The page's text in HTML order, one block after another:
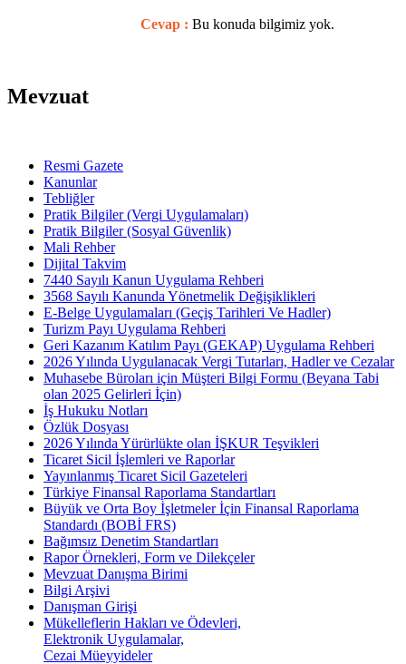
Cevap : Bu konuda bilgimiz yok.
Mevzuat
Resmi Gazete
Kanunlar
Tebliğler
Pratik Bilgiler (Vergi Uygulamaları)
Pratik Bilgiler (Sosyal Güvenlik)
Mali Rehber
Dijital Takvim
7440 Sayılı Kanun Uygulama Rehberi
3568 Sayılı Kanunda Yönetmelik Değişiklikleri
E-Belge Uygulamaları (Geçiş Tarihleri Ve Hadler)
Turizm Payı Uygulama Rehberi
Geri Kazanım Katılım Payı (GEKAP) Uygulama Rehberi
2026 Yılında Uygulanacak Vergi Tutarları, Hadler ve Cezalar
Muhasebe Büroları için Müşteri Bilgi Formu (Beyana Tabi
olan 2025 Gelirleri İçin)
İş Hukuku Notları
Özlük Dosyası
2026 Yılında Yürürlükte olan İŞKUR Teşvikleri
Ticaret Sicil İşlemleri ve Raporlar
Yayınlanmış Ticaret Sicil Gazeteleri
Türkiye Finansal Raporlama Standartları
Büyük ve Orta Boy İşletmeler İçin Finansal Raporlama
Standardı (BOBİ FRS)
Bağımsız Denetim Standartları
Rapor Örnekleri, Form ve Dilekçeler
Mevzuat Danışma Birimi
Bilgi Arşivi
Danışman Girişi
Mükelleflerin Hakları ve Ödevleri,
Elektronik Uygulamalar,
Cezai Müeyyideler